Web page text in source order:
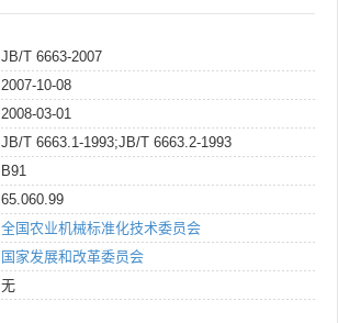
JB/T 6663-2007
2007-10-08
2008-03-01
JB/T 6663.1-1993;JB/T 6663.2-1993
B91
65.060.99
全国农业机械标准化技术委员会
国家发展和改革委员会
无